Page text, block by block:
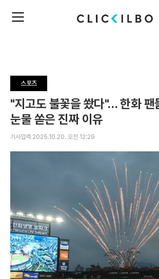
주
뉴
펼
치
기
스포츠
"지고도 불꽃을 쐈다"… 한화 팬
눈물 쏟은 진짜 이유
기사입력 2025.10.20. 오전 12:29